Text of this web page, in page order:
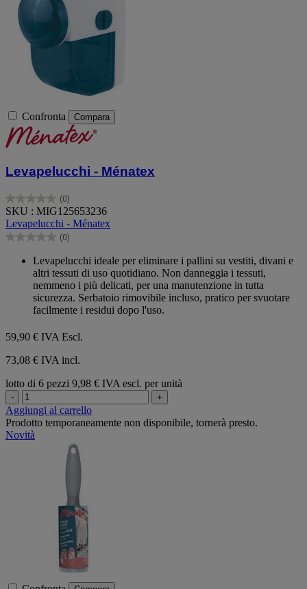
Confronta Compara
Levapelucchi - Ménatex
(0)
0.0
su
5
stelle.
SKU : MIG125653236
Levapelucchi - Ménatex
(0)
0.0
Levapelucchi ideale per eliminare i pallini su vestiti, divani e
altri tessuti di uso quotidiano. Non danneggia i tessuti,
nemmeno i più delicati, per una manutenzione in tutta
sicurezza. Serbatoio rimovibile incluso, pratico per svuotare
facilmente i residui dopo l'uso.
59,90 € IVA Escl.
73,08 € IVA incl.
lotto di 6 pezzi 9,98 € IVA escl. per unità
- +
Aggiungi al carrello
Prodotto temporaneamente non disponibile, tornerà presto.
Novità